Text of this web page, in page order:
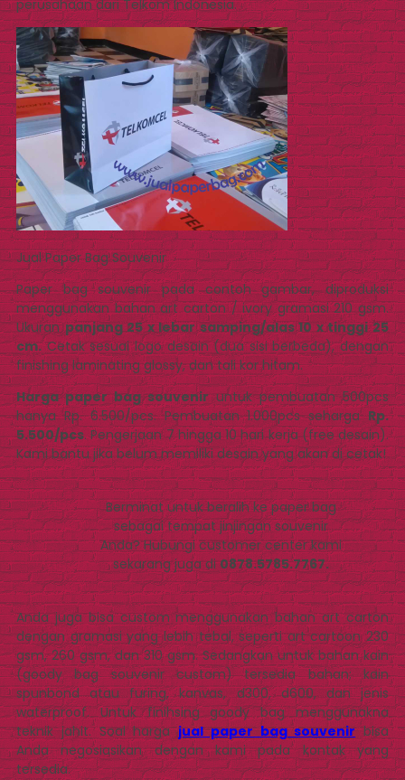
perusahaan dari Telkom Indonesia.
Jual Paper Bag Souvenir
Paper bag souvenir pada contoh gambar, diproduksi
menggunakan bahan art carton / ivory gramasi 210 gsm.
Ukuranpanjang 25 x lebar samping/alas 10 x tinggi 25
cm.Cetak sesuai logo desain (dua sisi berbeda), dengan
finishing laminating glossy, dan tali kor hitam.
Harga paper bag souveniruntuk pembuatan 500pcs
hanya Rp. 6.500/pcs. Pembuatan 1.000pcs sehargaRp.
5.500/pcs. Pengerjaan 7 hingga 10 hari kerja (free desain).
Kami bantu jika belum memiliki desain yang akan di cetak!
Berminat untuk beralih ke paper bag
sebagai tempat jinjingan souvenir
Anda? Hubungi customer center kami
sekarang juga di0878.5785.7767.
Anda juga bisa custom menggunakan bahan art carton
dengan gramasi yang lebih tebal, seperti art cartoon 230
gsm, 260 gsm, dan 310 gsm. Sedangkan untuk bahan kain
(goody bag souvenir custom) tersedia bahan; kain
spunbond atau furing, kanvas, d300, d600, dan jenis
waterproof. Untuk finihsing goody bag menggunakna
teknik jahit. Soal hargajual paper bag souvenirbisa
Anda negosiasikan dengan kami pada kontak yang
tersedia.